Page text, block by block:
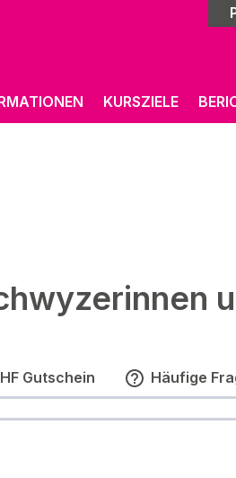
KURSZIELE
Gutschein Häufige